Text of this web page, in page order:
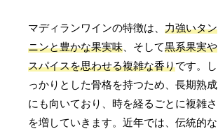
マディランワインの特徴は、力強いタン
ニンと豊かな果実味 、そして黒系果実や
スパイスを思わせる複雑な香りです。し
っかりとした骨格を持つため、長期熟成
にも向いており、時を経るごとに複雑さ
を増していきます。近年では、伝統的な